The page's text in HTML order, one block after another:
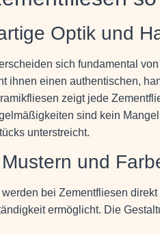
Optik und
sich fundamental
ihnen einen authentischen,
zeigt jede
sind kein
unterstreicht.
und
bei Zementfliesen
ermöglicht. Die